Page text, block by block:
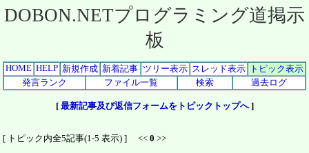
DOBON.NETプログラミング道掲示
板
HOME HELP 新規作成 新着記事 ツリー表示 スレッド表示
トピック表示
発言ランク
ファイル一覧 検索 過去ログ
[ 最新記事及び返信フォームをトピックトップへ]
[ トピック内全5記事(1-5 表示) ] << 0 >>